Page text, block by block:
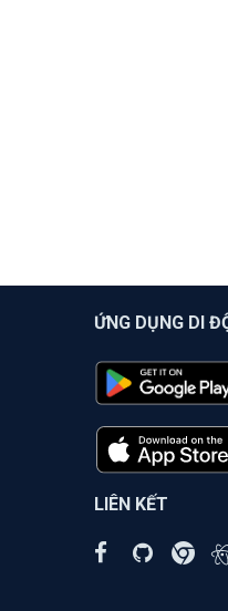
ỨNG DỤNG DI
LIÊN KẾT